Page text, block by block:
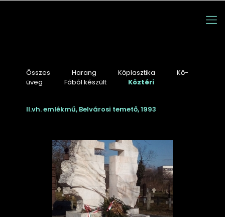
Összes Harang Kőplasztika
Kő-
üveg
Fából készült Köztéri
II.vh. emlékmű, Belvárosi temető, 1993